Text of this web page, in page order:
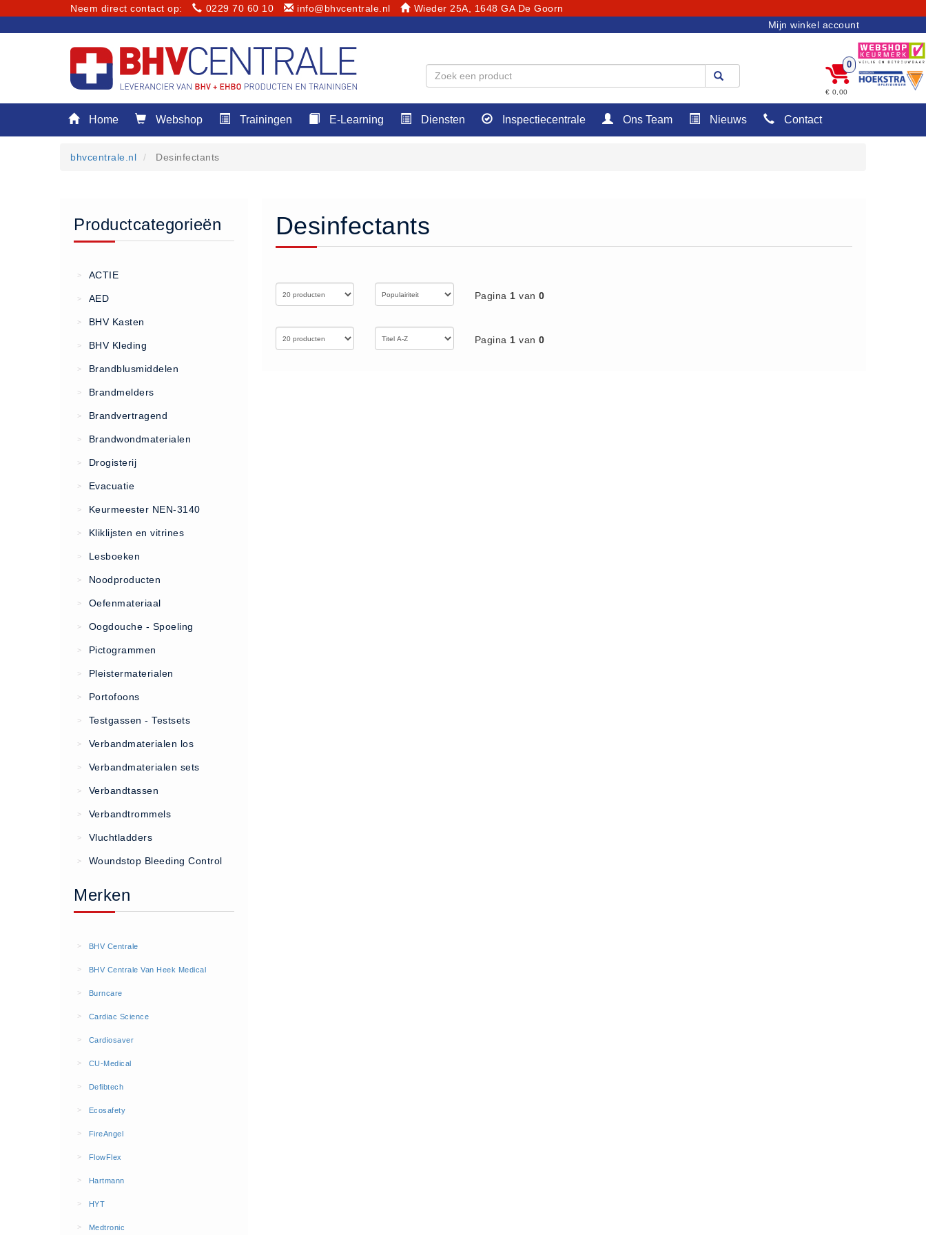
Neem direct contact op: 0229 70 60 10 info@bhvcentrale.nl Wieder 25A, 1648 GA De Goorn
Home
Keuringen
Bedrijfsnoodplannen
Inspectiecentrale
Ons Team
Nieuws
Contact
Algemene Voorwaarden
Vacatures
AED apparaten (11)
AED apparaten (11)
AED batterijen (12)
AED binnen - buiten kasten (11)
AED elektroden (18)
AED tassen (14)
BHV kasten (5)
BHV kasten (0)
Evacuatie - Zaklampen (0)
Kleding - Hesjes (0)
Brandblusmiddelen
Schuimblussers (6)
Brandmelders
CO melders (2)
Mijn winkel account
0
€ 0,00
Home Webshop Trainingen E-Learning Diensten Inspectiecentrale Ons Team Nieuws Contact
bhvcentrale.nl Desinfectants
Productcategorieën
> ACTIE
> AED
> BHV Kasten
> BHV Kleding
> Brandblusmiddelen
> Brandmelders
> Brandvertragend
> Brandwondmaterialen
> Drogisterij
> Evacuatie
> Keurmeester NEN-3140
> Kliklijsten en vitrines
> Lesboeken
> Noodproducten
> Oefenmateriaal
> Oogdouche - Spoeling
> Pictogrammen
> Pleistermaterialen
> Portofoons
> Testgassen - Testsets
> Verbandmaterialen los
> Verbandmaterialen sets
> Verbandtassen
> Verbandtrommels
> Vluchtladders
> Woundstop Bleeding Control
Merken
> BHV Centrale
> BHV Centrale Van Heek Medical
> Burncare
> Cardiac Science
> Cardiosaver
> CU-Medical
> Defibtech
> Ecosafety
> FireAngel
> FlowFlex
> Hartmann
> HYT
> Medtronic
Desinfectants
Pagina 1 van0
Pagina 1 van0